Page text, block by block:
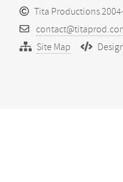
Tita Productions
Site Map